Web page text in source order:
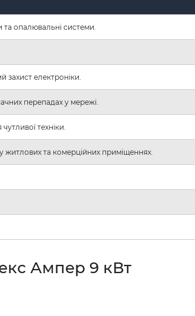
та опалювальні системи.
захист електроніки.
перепадах у мережі.
техніки.
житлових та комерційних приміщеннях.
Ампер 9 кВт